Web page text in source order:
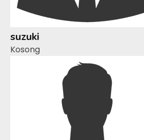
suzuki
Kosong